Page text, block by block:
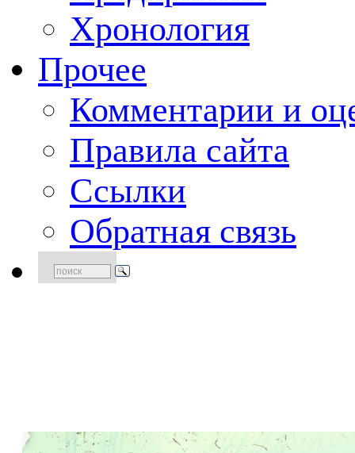
Хронология
Прочее
Комментарии и
Правила сайта
Ссылки
Обратная связь